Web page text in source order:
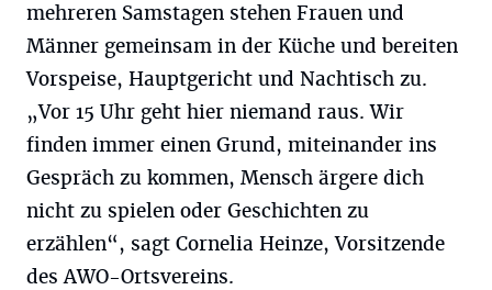
mehreren Samstagen stehen Frauen und
Männer gemeinsam in der Küche und bereiten
Vorspeise, Hauptgericht und Nachtisch zu.
„Vor 15 Uhr geht hier niemand raus. Wir
finden immer einen Grund, miteinander ins
Gespräch zu kommen, Mensch ärgere dich
nicht zu spielen oder Geschichten zu
erzählen“, sagt Cornelia Heinze, Vorsitzende
des AWO-Ortsvereins.